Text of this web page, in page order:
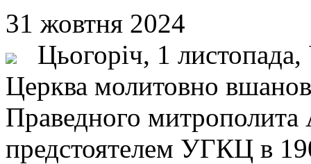
31 жовтня 2024
Цьогоріч, 1 листопада,
Церква молитовно
Праведного
предстоятелем УГКЦ в